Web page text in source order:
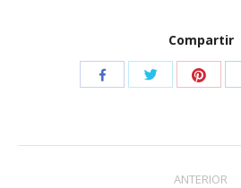
Compartir
CompartirCompartir
Navegación
ANTERIOR